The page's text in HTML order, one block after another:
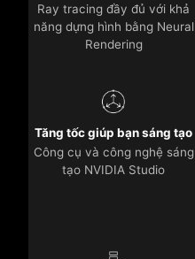
Ray tracing đầy đủ với khả
năng dựng hình bằng Neural
Rendering
Tăng tốc giúp bạn sáng tạo
Công cụ và công nghệ sáng
tạo NVIDIA Studio